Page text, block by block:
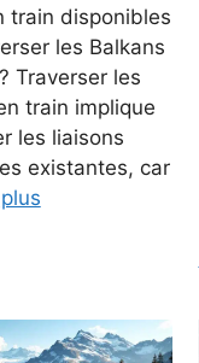
train disponibles
les Balkans
Traverser les
train implique
les liaisons
existantes, car